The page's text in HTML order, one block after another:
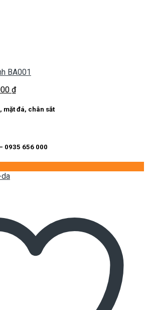
BA001
₫Giá
tại
mặt đá, chân sắt
0935 656 000